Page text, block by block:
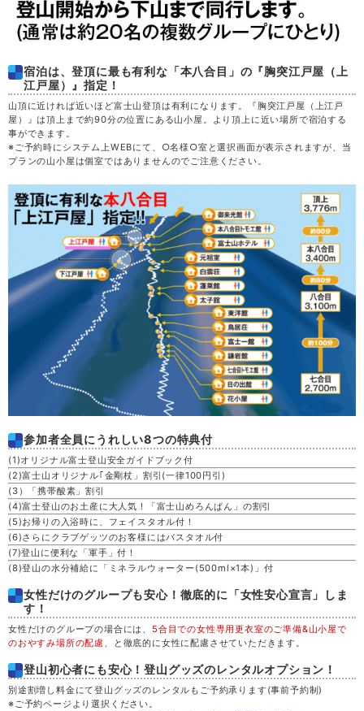
円 (50,600円)
土 29 54,600 満席
日 30 46,100
月 31 43,100
決定
宿泊は、登頂に最も有利な「本八合目」の『胸突江戸屋（上
江戸屋）』指定！
山頂に近ければ近いほど富士山登頂は有利になります。『胸突江戸屋（上江戸
屋）』は頂上まで約90分の位置にある山小屋。より頂上に近い場所で宿泊する
事ができます。
※ご予約時にシステム上WEBにて、○名様○室と選択画面が表示されますが、当
プランの山小屋は個室ではありませんのでご注意ください。
参加者全員にうれしい8つの特典付
(1)オリジナル富士登山安全ガイドブック付
(2)富士山オリジナル｢金剛杖」割引(一律100円引)
(3）「携帯酸素」割引
(4)富士登山のお土産に大人気！「富士山めろんぱん」の割引
(5)お帰りの入浴時に、フェイスタオル付！
(6)さらにクラブゲッツのお客様にはバスタオル付
(7)登山に便利な「軍手」付！
(8)登山の水分補給に「ミネラルウォーター(500ml×1本)」付
女性だけのグループも安心！徹底的に「女性安心宣言」しま
す！
女性だけのグループの場合には、 5合目での女性専用更衣室のご準備&山小屋で
のおやすみ場所の配慮、と徹底的に女性に配慮させていただきます。
登山初心者にも安心！登山グッズのレンタルオプション！
別途割増し料金にて登山グッズのレンタルもご予約承ります(事前予約制)
※ご予約ページより選択ください。